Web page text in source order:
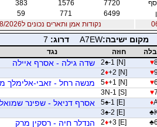
7720
1576
383
6499
771
59
נקודות אמן ותארים נכונים ל06/08/2026
מקום ישיבה:A7EW דרוג: 7
חוזה
נגד
♥
2♠-1 [N] שדה גילה - אסרף איילה
♥
2♦+2 [N]
♥6
5♦+1 [N] מנשה רחל - זאבי-אלימלך
♥7
3N-1 [S]
♦
5♠-1 [E] אסרף דניאל - שפינר שמואל
♣
3♠-2 [E]
♣6
2♦+3 [E] הנדלר חיה - רסקין מרק